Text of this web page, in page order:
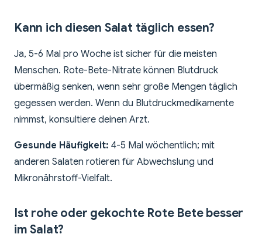
Kann ich diesen Salat täglich essen?
Ja, 5-6 Mal pro Woche ist sicher für die meisten
Menschen. Rote-Bete-Nitrate können Blutdruck
übermäßig senken, wenn sehr große Mengen täglich
gegessen werden. Wenn du Blutdruckmedikamente
nimmst, konsultiere deinen Arzt.
Gesunde Häufigkeit: 4-5 Mal wöchentlich; mit
anderen Salaten rotieren für Abwechslung und
Mikronährstoff-Vielfalt.
Ist rohe oder gekochte Rote Bete besser
im Salat?